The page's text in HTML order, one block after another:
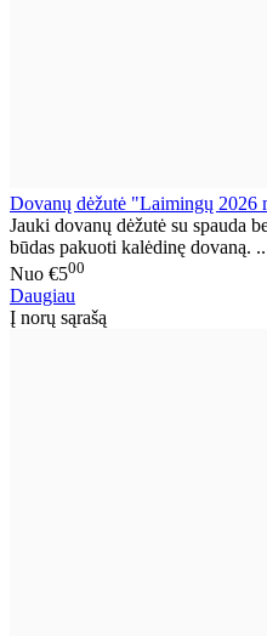
Dovanų dėžutė "Laimingų 2026
Jauki dovanų dėžutė su spauda
būdas pakuoti kalėdinę dovaną. ..
Nuo €500
Daugiau
Į norų sąrašą